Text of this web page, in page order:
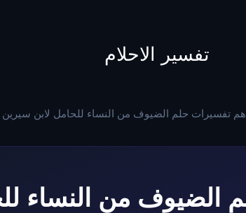
تفسير الاحلام
أهم تفسيرات حلم الضيوف من النساء للحامل لابن سيرين
الضيوف من النساء